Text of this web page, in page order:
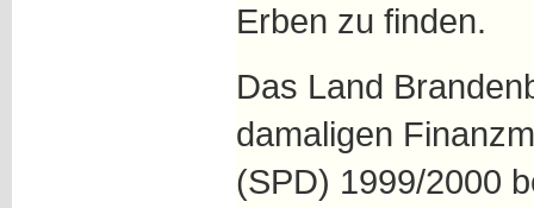
Erben zu finden.
Das Land
damaligen
(SPD) 1999/2000